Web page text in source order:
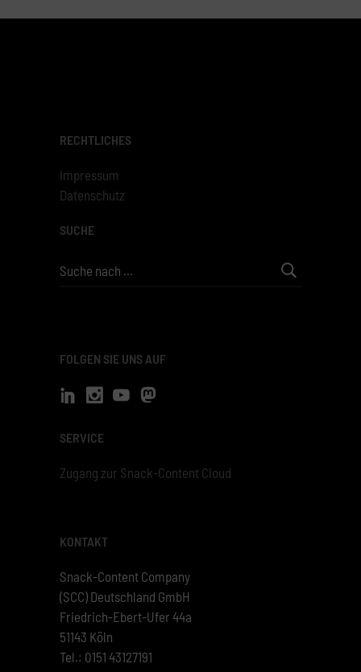
RECHTLICHES
Impressum
Datenschutz
SUCHE
Search
FOLGEN SIE UNS AUF
SERVICE
Zugang zur Snack-Content Cloud
KONTAKT
Snack-Content Company
(SCC) Deutschland GmbH
Friedrich-Ebert-Ufer 44a
51143 Köln
Tel.: 0151 43127191